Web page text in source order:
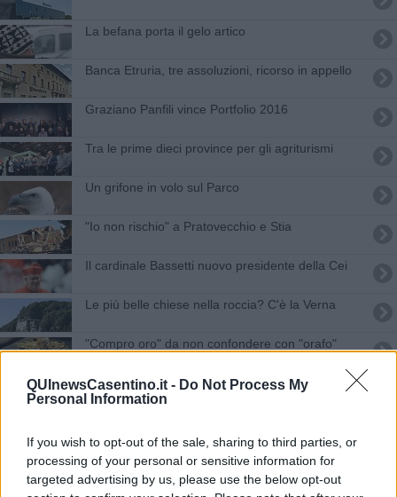
QUInewsCasentino.it - Do Not Process My
Personal Information
If you wish to opt-out of the sale, sharing to third parties, or
processing of your personal or sensitive information for
targeted advertising by us, please use the below opt-out
La befana porta il gelo artico
Banca Etruria, tre assoluzioni, ricorso in appello
Graziano Panfili vince Portfolio 2016
Tra le prime dieci province per gli agriturismi
Un grifone in volo sul Parco
"Io non rischio" a Pratovecchio e Stia
Il cardinale Bassetti nuovo presidente della Cei
Le più belle chiese nella roccia? C'è la Verna
"Compro oro" da non confondere con "orafo"
"Era la nostra casa" al Dovizi
Arriva il Giro d'Italia